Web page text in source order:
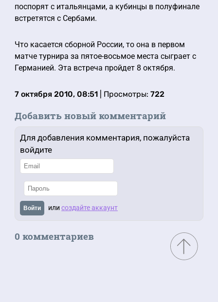
поспорят с итальянцами, а кубинцы в полуфинале
встретятся с Сербами.
Что касается сборной России, то она в первом
матче турнира за пятое-восьмое места сыграет с
Германией. Эта встреча пройдет 8 октября.
7 октября 2010, 08:51 | Просмотры: 722
Добавить новый комментарий
Для добавления комментария, пожалуйста
войдите
Войти или создайте аккаунт
0 комментариев